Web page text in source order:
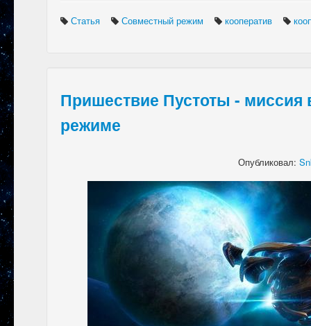
Статья Совместный режим кооператив
Пришествие Пустоты - миссия
режиме
Опубликовал: